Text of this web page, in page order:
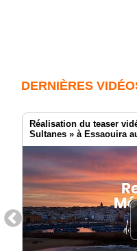
DERNIÈRES
Réalisation du teaser
Sultanes » à Essaouira